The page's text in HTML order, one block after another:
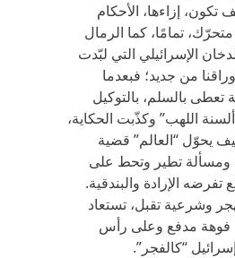
تكون، إزاءها، الأحكام
متحرّك، تمامًا، كما الرمال
الإسرائيلي التي لبّدت
من جديد؛ فبعدما
تعطى بالسلم، بالتوكيل
اللهب” وكذّبت الحكاية،
يحوّل “العالم” قضية
ومسألة تطير وتحط على
الإرادة والبندقية.
وشرعية تقبل، تستعاد
مدفع وعلى رأس
“كالفجر”.